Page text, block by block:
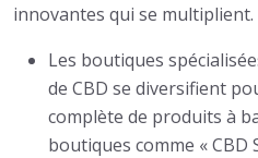
innovantes qui se multiplient.
Les boutiques
de CBD se diversifient
complète de produits à
boutiques comme « CBD